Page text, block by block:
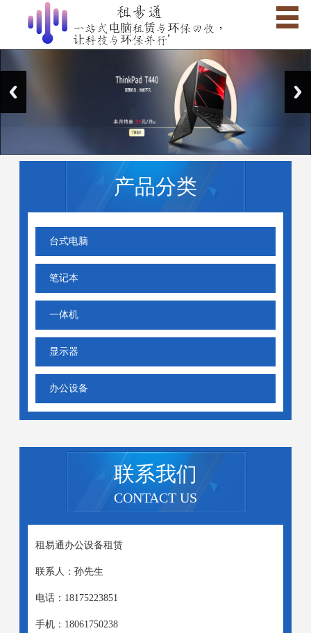
产品分类
台式电脑
笔记本
一体机
显示器
办公设备
联系我们
CONTACT US
租易通办公设备租赁
联系人：孙先生
电话：18175223851
手机：18061750238